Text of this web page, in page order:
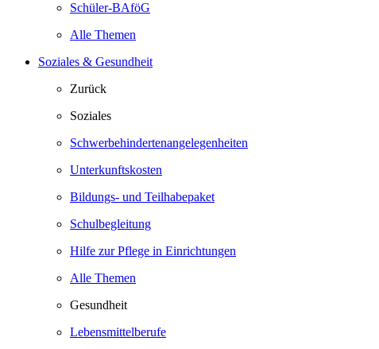
Schüler-BAföG
Alle Themen
Soziales & Gesundheit
Zurück
Soziales
Schwerbehindertenangelegenheiten
Unterkunftskosten
Bildungs- und Teilhabepaket
Schulbegleitung
Hilfe zur Pflege in Einrichtungen
Alle Themen
Gesundheit
Lebensmittelberufe